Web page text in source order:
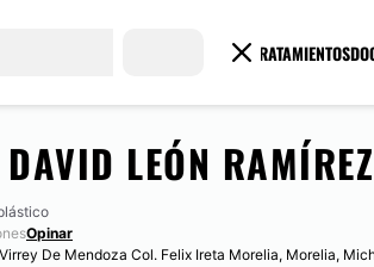
TRATAMIENTOS
LEÓN RAMÍREZ
Opinar
De Mendoza Col. Felix Ireta Morelia, Morelia,